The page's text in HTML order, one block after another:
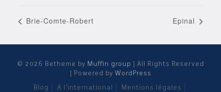
Brie-Comte-Robert Epinal
© 2026 Betheme by Muffin group
| All Rights Reserved
| Powered by WordPress
Blog A l’international Mentions légales